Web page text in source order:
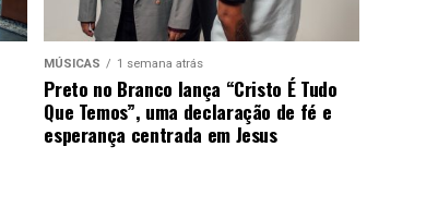
MÚSICAS 1 semana atrás
Preto no Branco lança “Cristo É Tudo
Que Temos”, uma declaração de fé e
esperança centrada em Jesus